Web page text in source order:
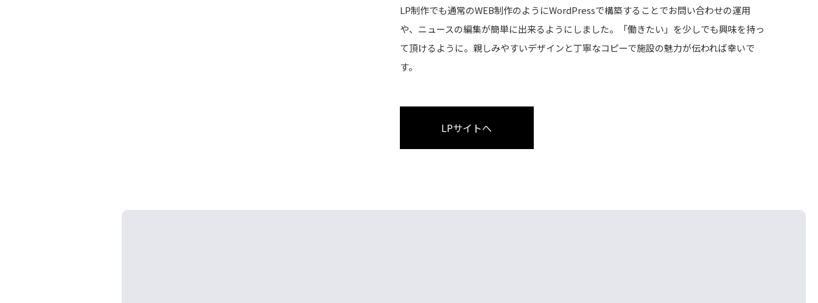
LP制作でも通常のWEB制作のようにWordPressで構築することでお問い合わせの運用
や、ニュースの編集が簡単に出来るようにしました。「働きたい」を少しでも興味を持っ
て頂けるように。親しみやすいデザインと丁寧なコピーで施設の魅力が伝われば幸いで
す。
LPサイトへ